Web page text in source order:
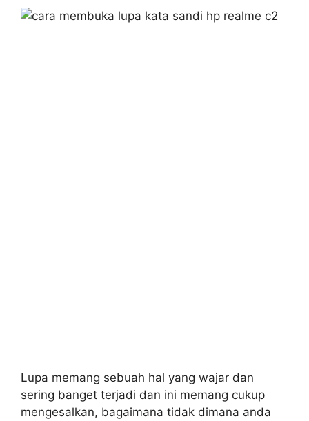
Lupa memang sebuah hal yang wajar dan
sering banget terjadi dan ini memang cukup
mengesalkan, bagaimana tidak dimana anda